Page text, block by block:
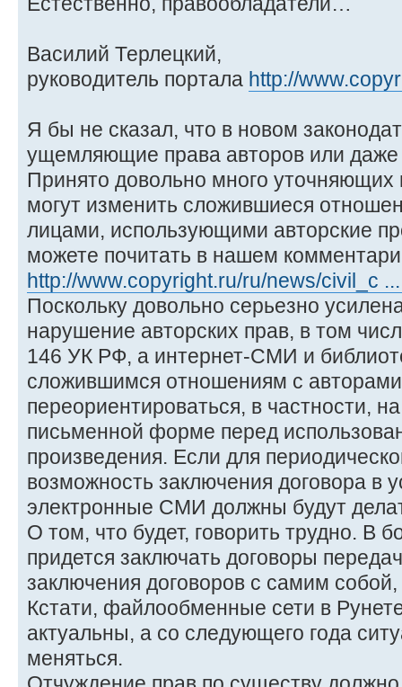
Василий Терлецкий,
руководитель портала http://
Я бы не сказал, что в новом
ущемляющие права авторов или даже
Принято довольно много
могут изменить сложившиеся
лицами, использующими авторские
можете почитать в нашем
http://www.copyright.ru/ru/news/civil_c
Поскольку довольно серьезно
нарушение авторских прав, в том
146 УК РФ, а интернет-СМИ и
сложившимся отношениям с
переориентироваться, в частности,
письменной форме перед
произведения. Если для
возможность заключения договора в
электронные СМИ должны будут
О том, что будет, говорить трудно. В
придется заключать договоры
заключения договоров с самим
Кстати, файлообменные сети в
актуальны, а со следующего года
меняться.